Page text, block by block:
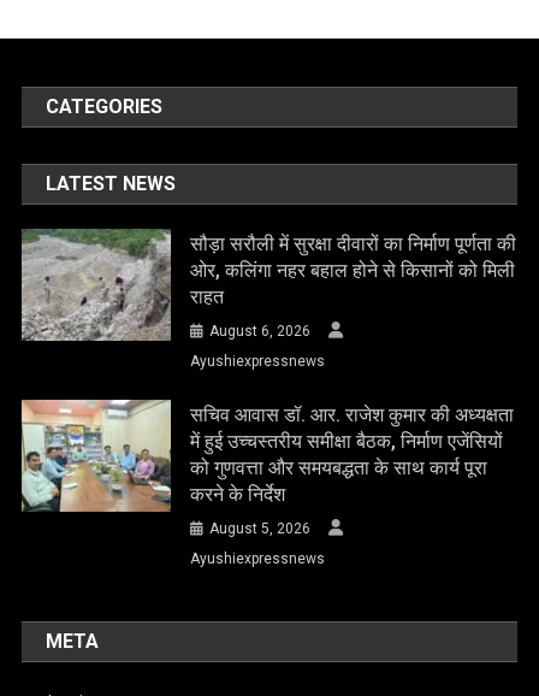
CATEGORIES
LATEST NEWS
सौड़ा सरौली में सुरक्षा दीवारों का निर्माण पूर्णता की
ओर, कलिंगा नहर बहाल होने से किसानों को मिली
राहत
August 6, 2026
Ayushiexpressnews
सचिव आवास डॉ. आर. राजेश कुमार की अध्यक्षता
में हुई उच्चस्तरीय समीक्षा बैठक, निर्माण एजेंसियों
को गुणवत्ता और समयबद्धता के साथ कार्य पूरा
करने के निर्देश
August 5, 2026
Ayushiexpressnews
META